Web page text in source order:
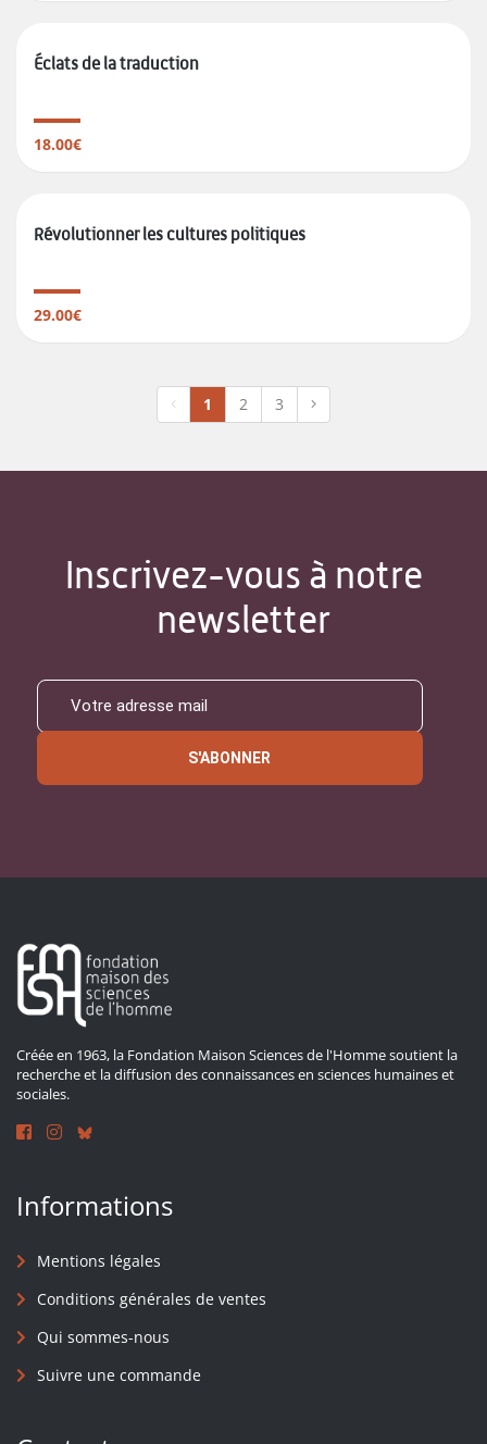
Éclats de la traduction
18.00€
Révolutionner les cultures politiques
29.00€
1 2 3
Inscrivez-vous à notre
newsletter
S'ABONNER
Créée en 1963, la Fondation Maison Sciences de l'Homme soutient la
recherche et la diffusion des connaissances en sciences humaines et
sociales.
Informations
Mentions légales
Conditions générales de ventes
Qui sommes-nous
Suivre une commande